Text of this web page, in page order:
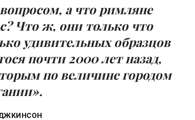
а что римляне
Что ж, они только что
удивительных образцов
почти 2000 лет назад,
по величине городом